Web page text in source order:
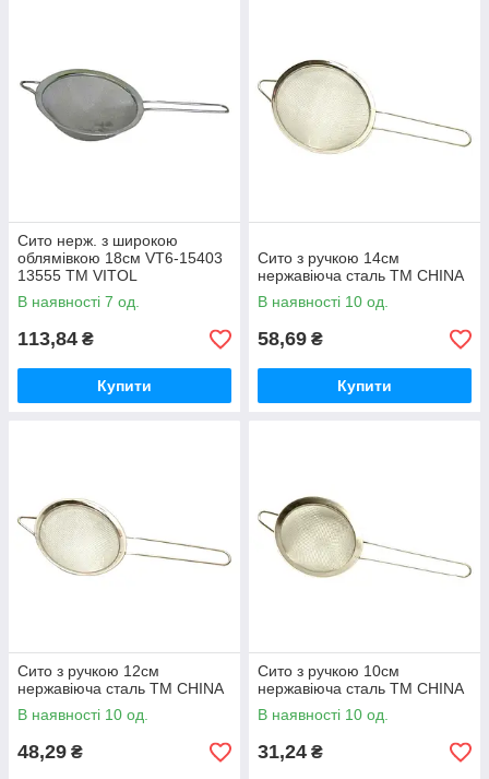
Сито нерж. з широкою
облямівкою 18см VT6-15403
13555 ТМ VITOL
В наявності 7 од.
113,84 ₴
Купити
Сито з ручкою 14см
нержавіюча сталь ТМ CHINA
В наявності 10 од.
58,69 ₴
Купити
Сито з ручкою 12см
нержавіюча сталь ТМ CHINA
В наявності 10 од.
48,29 ₴
Сито з ручкою 10см
нержавіюча сталь ТМ CHINA
В наявності 10 од.
31,24 ₴